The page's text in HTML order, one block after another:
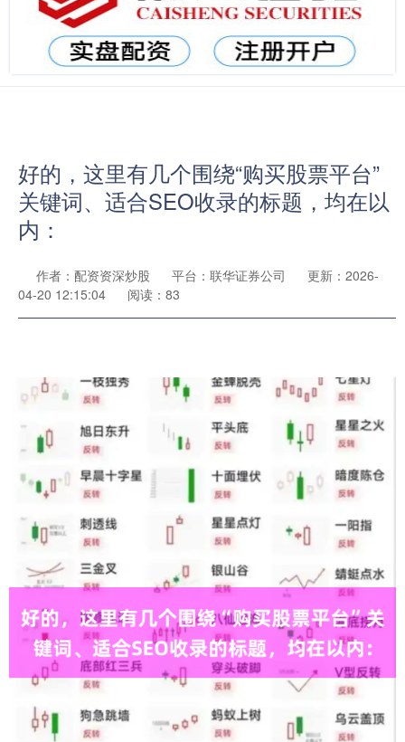
好的，这里有几个围绕“购买股票平台”
关键词、适合SEO收录的标题，均在以
内：
作者：配资资深炒股 平台：联华证券公司
更新：2026-
04-20 12:15:04
阅读：83